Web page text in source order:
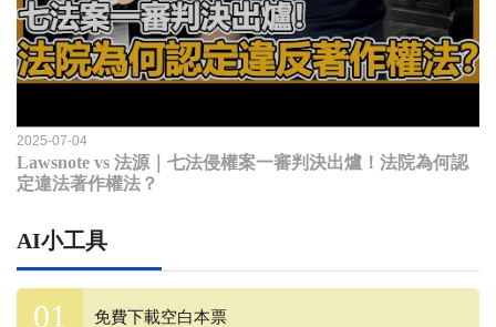
2025-07-04
Lawsnote vs 法源｜七法侵權案一審判決出爐！法院為何認
定違法著作權法？
AI小工具
免費下載空白本票